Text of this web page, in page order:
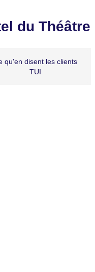
du Théâtre
qu'en disent les clients
TUI